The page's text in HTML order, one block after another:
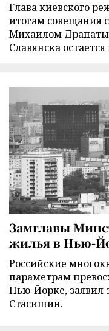
Глава киевского
итогам совещания
Михаилом
Славянска
Замглавы
жилья в Нью-
Российские
параметрам
Нью-Йорке, заявил
Стасишин.